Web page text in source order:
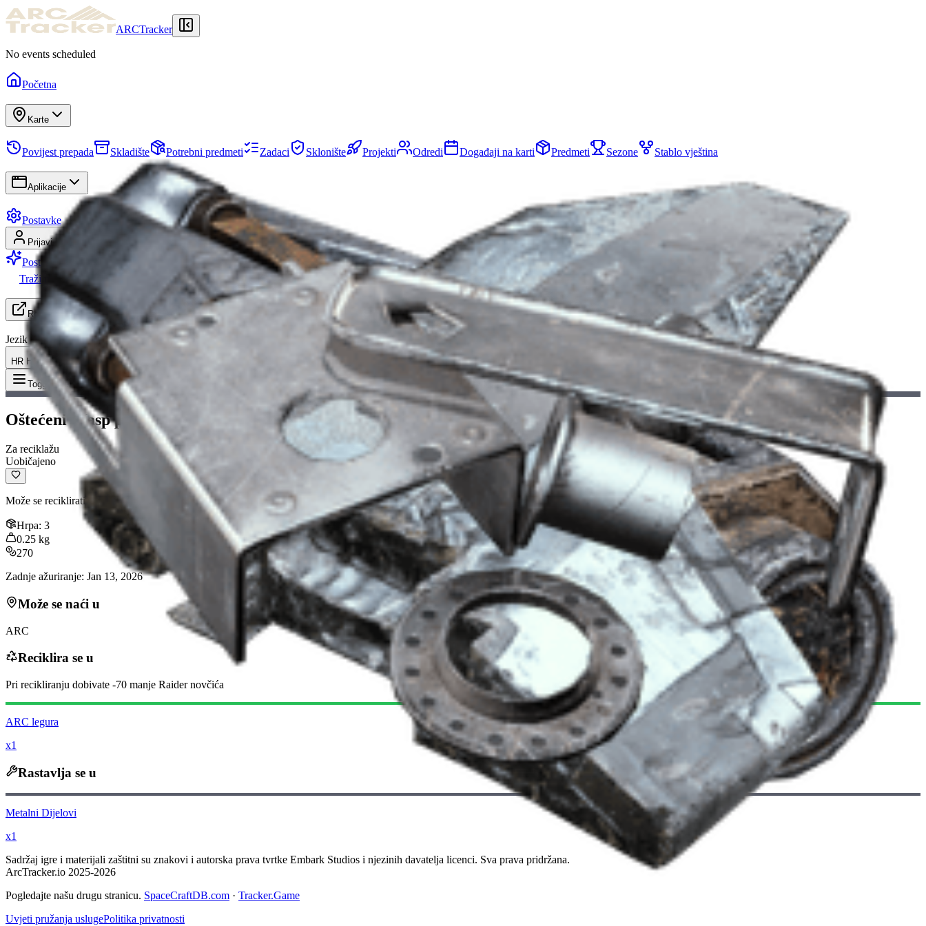
ARCTracker
No events scheduled
Početna
Karte
Povijest prepada Skladište Potrebni predmeti Zadaci Sklonište Projekti Odredi Događaji na karti Predmeti Sezone Stablo vještina
Aplikacije
Postavke
Prijavi se Registriraj se
Postani Premium
Tražim grupu
Resursi
Jezik
HR Hrvatski
Toggle Menu
Oštećeni Wasp pogon
Za reciklažu
Uobičajeno
Može se reciklirati u materijale za izradu.
Hrpa: 3
0.25 kg
270
Zadnje ažuriranje: Jan 13, 2026
Može se naći u
ARC
Reciklira se u
Pri recikliranju dobivate -70 manje Raider novčića
ARC legura
x1
Rastavlja se u
Metalni Dijelovi
x1
Sadržaj igre i materijali zaštitni su znakovi i autorska prava tvrtke Embark Studios i njezinih davatelja licenci. Sva prava pridržana.
ArcTracker.io 2025-2026
Pogledajte našu drugu stranicu. SpaceCraftDB.com · Tracker.Game
Uvjeti pružanja uslugePolitika privatnosti